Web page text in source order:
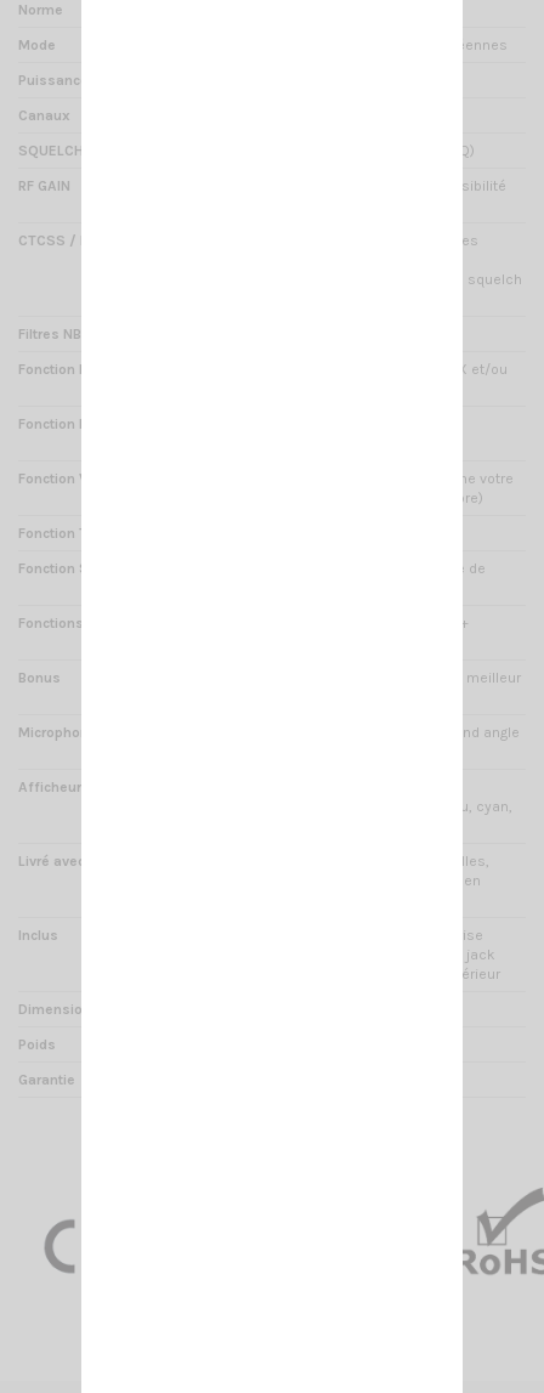
Norme
Mode AM / FM Multinormes Européennes
Puissance
Canaux
SQUELCH Manuel ou automatique (ASQ)
RF GAIN
Oui : permet de régler la sensibilité
CTCSS / DCS (encodeur/décodeur)
38 CTCSS / 104 DCS : codages
permettant de déclencher le squelch
Filtres NB/HI CUT
Fonction FILTRE NRC
Oui : réduction du bruit en RX et/ou
Fonction DOUBLE VEILLE
Fonction VOX
Oui : cette fonction déclenche votre
microphone au son (main libre)
Fonction TOT
Fonction SCAN
Oui : recherche automatique de
Fonctions diverses
Accès rapide au canal 9/19 +
Bonus
Corps en aluminium pour un meilleur
Microphone
Déporté avec écran LCD (grand angle
Afficheur
disponibles : rouge, vert, bleu, cyan,
Livré avec
Étrier, molettes, vis et rondelles,
support micro à vis, notices en
Inclus
Câble d'alimentation avec prise
allume cigare soudée - Prise jack
3.5mm pour haut parleur extérieur
Dimensions
Poids
Garantie